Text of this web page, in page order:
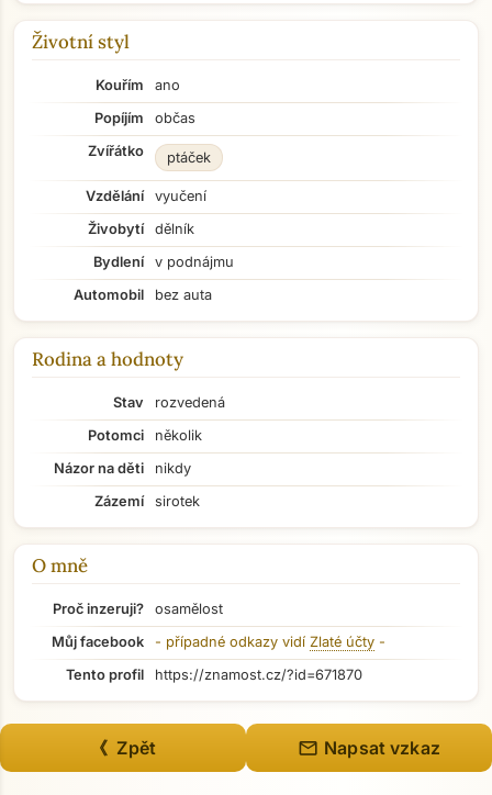
Přejít na hlavní obsah
Životní styl
Kouřím
ano
Popíjím
občas
Zvířátko
ptáček
Vzdělání
vyučení
Živobytí
dělník
Bydlení
v podnájmu
Automobil
bez auta
Rodina a hodnoty
Stav
rozvedená
Potomci
několik
Názor na děti
nikdy
Zázemí
sirotek
O mně
Proč inzeruji?
osamělost
Můj facebook
- případné odkazy vidí Zlaté účty -
Tento profil
https://znamost.cz/?id=671870
《 Zpět mail Napsat vzkaz